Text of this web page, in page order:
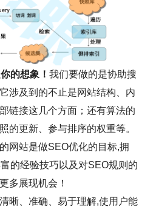
的想象！ 我们要做的是协助搜
涉及到的不止是网站结构、内
链接这几个方面；还有算法的
的更新、参与排序的权重等。
网站是做SEO优化的目标,拥
的经验技巧以及对SEO规则的
多展现机会！
晰、准确、易于理解,使用户能